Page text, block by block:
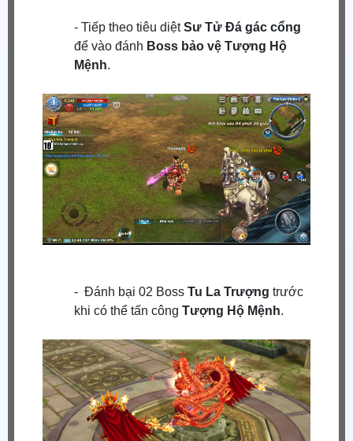
- Tiếp theo tiêu diệtSư Tử Đá gác cổng
để vào đánh Boss bảo vệ Tượng Hộ
Mệnh.
- Đánh bại 02 Boss Tu La Trượng trước
khi có thể tấn công Tượng Hộ Mệnh.